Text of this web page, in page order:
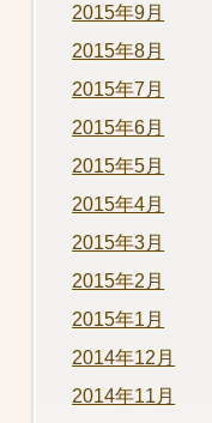
2015年9月
2015年8月
2015年7月
2015年6月
2015年5月
2015年4月
2015年3月
2015年2月
2015年1月
2014年12月
2014年11月